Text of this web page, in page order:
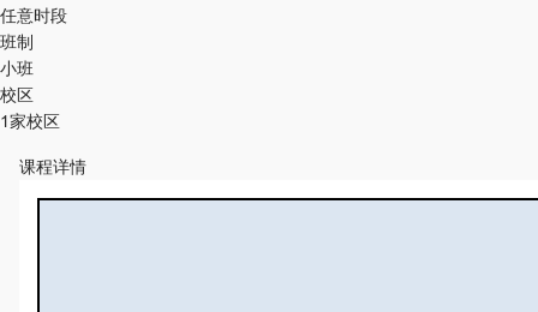
任意时段
班制
小班
校区
1家校区
课程详情